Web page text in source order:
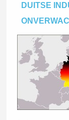
DUITSE